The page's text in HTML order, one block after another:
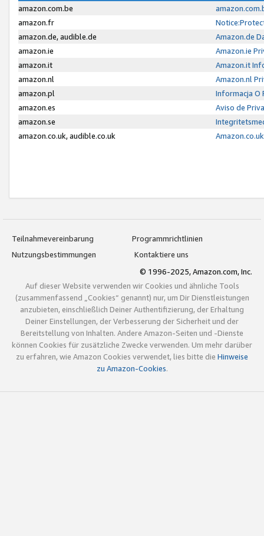
amazon.com.be
amazon.fr
amazon.de, audible.de
Amazon.de
amazon.ie
Amazon.ie
amazon.it
Amazon.it
amazon.nl
Amazon.nl
amazon.pl
Informacja O
amazon.es
Aviso de
amazon.se
amazon.co.uk, audible.co.uk
Teilnahmevereinbarung
Programmrichtlinien
Nutzungsbestimmungen
Kontaktiere uns
© 1996-2025, Amazon.com, Inc.
Auf dieser Website verwenden wir Cookies und ähnliche Tools
(zusammenfassend „Cookies“ genannt) nur, um Dir Dienstleistungen
anzubieten, einschließlich Deiner Authentifizierung, der Erhaltung
Deiner Einstellungen, der Verbesserung der Sicherheit und der
Bereitstellung von Inhalten. Andere Amazon-Seiten und -Dienste
können Cookies für zusätzliche Zwecke verwenden. Um mehr darüber
zu erfahren, wie Amazon Cookies verwendet, lies bitte die Hinweise
zu Amazon-Cookies.